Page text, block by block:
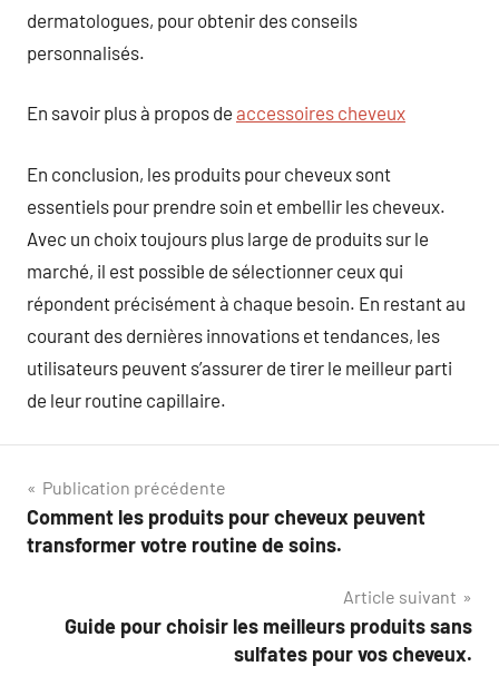
dermatologues, pour obtenir des conseils
personnalisés.
En savoir plus à propos de accessoires cheveux
En conclusion, les produits pour cheveux sont
essentiels pour prendre soin et embellir les cheveux.
Avec un choix toujours plus large de produits sur le
marché, il est possible de sélectionner ceux qui
répondent précisément à chaque besoin. En restant au
courant des dernières innovations et tendances, les
utilisateurs peuvent s’assurer de tirer le meilleur parti
de leur routine capillaire.
Navigation
de
Publication précédente
Comment les produits pour cheveux peuvent
transformer votre routine de soins.
Article suivant
Guide pour choisir les meilleurs produits sans
sulfates pour vos cheveux.